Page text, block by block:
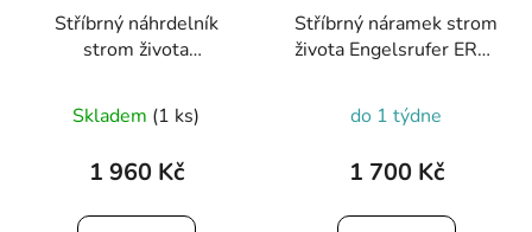
Stříbrný náhrdelník
strom života
LILTREE-ZI
Skladem (1 ks)
1 960 Kč
Stříbrný náramek strom
života Engelsrufer ERB-
do 1 týdne
1 700 Kč